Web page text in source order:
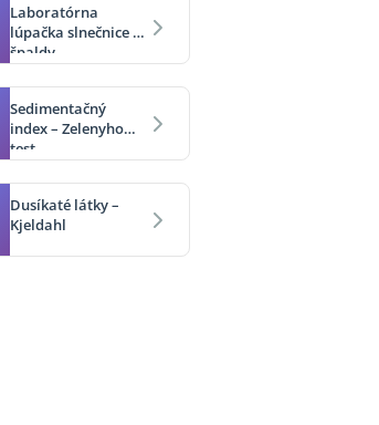
Laboratórna
lúpačka slnečnice a
špaldy
Sedimentačný
index – Zelenyho
test
Dusíkaté látky –
Kjeldahl